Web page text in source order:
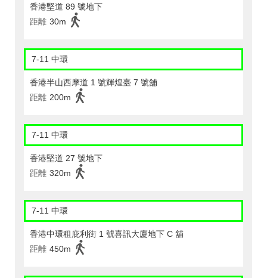
香港堅道 89 號地下
距離 30m
7-11 中環
香港半山西摩道 1 號輝煌臺 7 號舖
距離 200m
7-11 中環
香港堅道 27 號地下
距離 320m
7-11 中環
香港中環租庇利街 1 號喜訊大廈地下 C 舖
距離 450m